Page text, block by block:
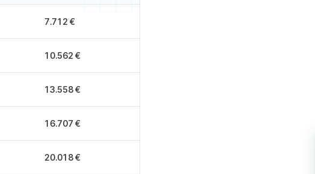
7.712 €
10.562 €
13.558 €
16.707 €
20.018 €